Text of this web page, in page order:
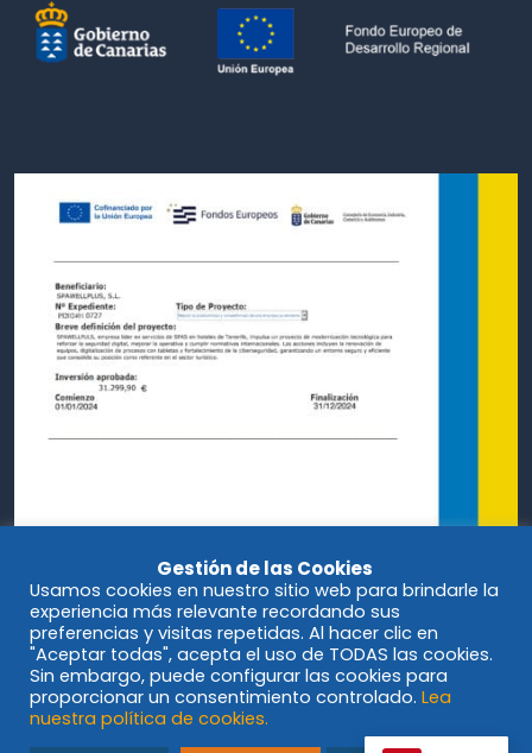
Gestión de las Cookies
Usamos cookies en nuestro sitio web para brindarle la
experiencia más relevante recordando sus
preferencias y visitas repetidas. Al hacer clic en
"Aceptar todas", acepta el uso de TODAS las cookies.
Sin embargo, puede configurar las cookies para
proporcionar un consentimiento controlado. Lea
nuestra política de cookies.